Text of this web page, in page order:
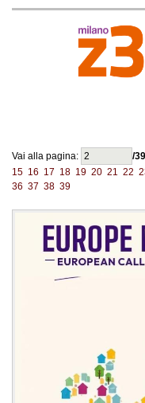
Vai alla pagina: /39
15 16 17 18 19 20 21 22
36 37 38 39